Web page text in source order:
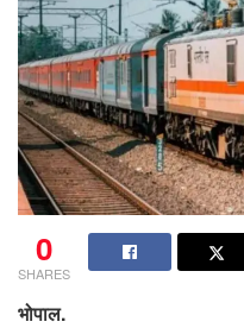
0
SHARES
भोपाल.